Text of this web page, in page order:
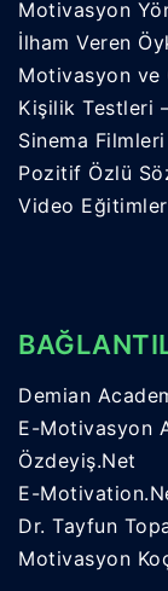
Motivasyon
İlham Veren
Motivasyon ve
Kişilik Testleri
Sinema Filmleri
Pozitif Özlü
Video Eğitimler
Demian
E-Motivasyon
Özdeyiş.Net
E-
Dr. Tayfun
Motivasyon